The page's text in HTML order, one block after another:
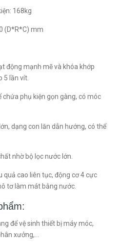
168kg
(D*R*C) mm
động mạnh mẽ và khóa khớp
5 lần vít.
chứa phụ kiện gọn gàng, có móc
dạng con lăn dẫn hướng, có thể
nhờ bộ lọc nước lớn.
quả cao liên tục, động cơ 4 cực
tơ làm mát bằng nước.
để vệ sinh thiết bị máy móc,
xưởng,...